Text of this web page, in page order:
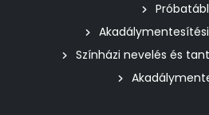
Színházi nevelés és